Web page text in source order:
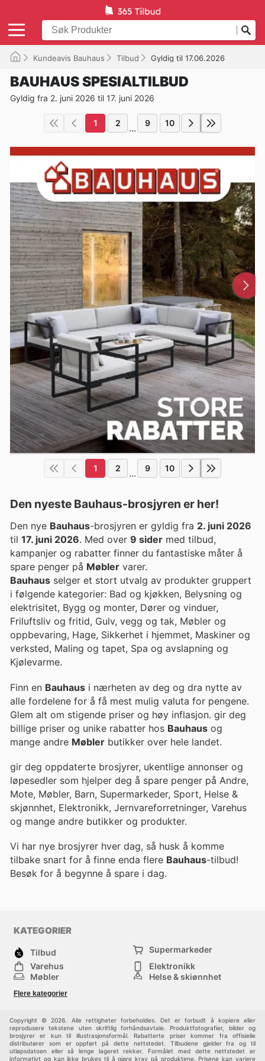
Kundeavis Bauhaus Tilbud Gyldig til 17.06.2026
BAUHAUS SPESIALTILBUD
Gyldig fra 2. juni 2026 til 17. juni 2026
1 2 ... 9 10
1 2 ... 9 10
Den nyeste Bauhaus-brosjyren er her!
Den nye Bauhaus-brosjyren er gyldig fra 2. juni 2026
til 17. juni 2026. Med over 9 sider med tilbud,
kampanjer og rabatter finner du fantastiske måter å
spare penger på Møbler varer.
Bauhaus selger et stort utvalg av produkter gruppert
i følgende kategorier: Bad og kjøkken, Belysning og
elektrisitet, Bygg og monter, Dører og vinduer,
Friluftsliv og fritid, Gulv, vegg og tak, Møbler og
oppbevaring, Hage, Sikkerhet i hjemmet, Maskiner og
verksted, Maling og tapet, Spa og avslapning og
Kjølevarme.
Finn en Bauhaus i nærheten av deg og dra nytte av
alle fordelene for å få mest mulig valuta for pengene.
Glem alt om stigende priser og høy inflasjon. gir deg
billige priser og unike rabatter hos Bauhaus og
mange andre Møbler butikker over hele landet.
gir deg oppdaterte brosjyrer, ukentlige annonser og
løpesedler som hjelper deg å spare penger på Andre,
Mote, Møbler, Barn, Supermarkeder, Sport, Helse &
skjønnhet, Elektronikk, Jernvareforretninger, Varehus
og mange andre butikker og produkter.
Vi har nye brosjyrer hver dag, så husk å komme
tilbake snart for å finne enda flere Bauhaus-tilbud!
Besøk for å begynne å spare i dag.
KATEGORIER
Tilbud
Supermarkeder
Varehus
Elektronikk
Møbler
Helse & skjønnhet
Sport
Flere kategorier
Copyright © 2026. Alle rettigheter forbeholdes. Det er forbudt å kopiere eller
reprodusere tekstene uten skriftlig forhåndsavtale. Produktfotografier, bilder og
brosjyrer er kun til illustrasjonsformål. Rabatterte priser kommer fra offisielle
distributører som er oppført på dette nettstedet. Tilbudene gjelder fra og til
utløpsdatoen eller så lenge lageret rekker. Formålet med dette nettstedet er
informativt og kan ikke brukes til å gjøre krav på produktene. Prisene kan variere